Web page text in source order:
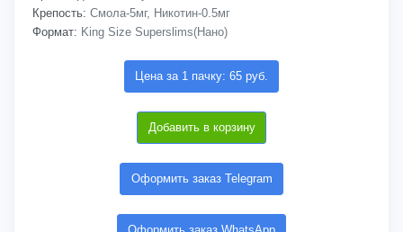
Крепость: Смола-5мг, Никотин-0.5мг
Формат: King Size Superslims(Нано)
Цена за 1 пачку: 65 руб.
Добавить в корзину
Оформить заказ Telegram